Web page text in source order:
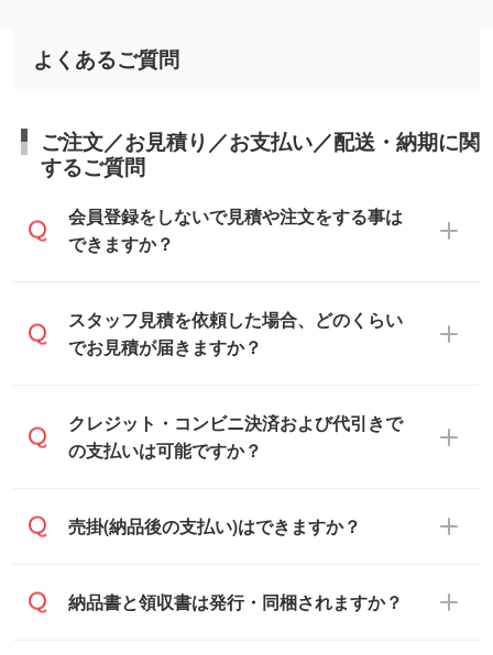
よくあるご質問
ご注文／お見積り／お支払い／配送・納期に関
するご質問
会員登録をしないで見積や注文をする事は
できますか？
可能です。見積・注文フォームにて『ゲス
トのまま進む』ボタンからお進みのうえ、
スタッフ見積を依頼した場合、どのくらい
でお見積が届きますか？
通常、翌営業日までにお送りしておりま
す。混雑状況によっては、お時間をいただ
翌営業日以降のご連絡となります。
クレジット・コンビニ決済および代引きで
の支払いは可能ですか？
銀行振込のみのご対応となります。
売掛(納品後の支払い)はできますか？
基本的には先入金をお願いしております
納品書と領収書は発行・同梱されますか？